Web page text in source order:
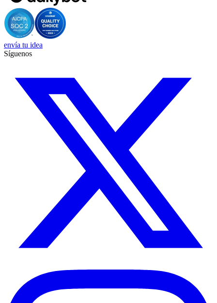
envía tu idea
Síguenos